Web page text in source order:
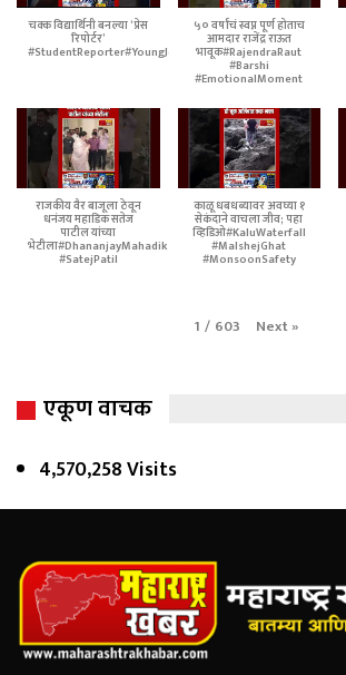
चक्क विद्यार्थिनी बनल्या ‘प्रेस
रिपोर्टर’
#StudentReporter#YoungJournalist
५० वर्षांचं स्वप्न पूर्ण होताच
आमदार राजेंद्र राऊत
भावूक#RajendraRaut
#Barshi
#EmotionalMoment
राजकीय वैर बाजूला ठेवून
धनंजय महाडिक सतेज
पाटील यांच्या
भेटीला#DhananjayMahadik
#SatejPatil
काळू धबधब्यावर अवघ्या १
सेकंदाने वाचला जीव; पहा
व्हिडिओ#KaluWaterfall
#MalshejGhat
#MonsoonSafety
1 / 603 Next»
एकूण वाचक
4,570,258 Visits